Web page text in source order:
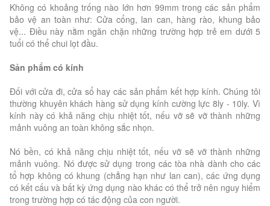
Không có khoảng trống nào lớn hơn 99mm trong các sản phẩm
bảo vệ an toàn như: Cửa cổng, lan can, hàng rào, khung bảo
vệ... Điều này nằm ngăn chặn những trường hợp trẻ em dưới 5
tuổi có thể chui lọt đầu.
Sản phẩm có kính
Đối với cửa đi, cửa sổ hay các sản phẩm kết hợp kính. Chúng tôi
thường khuyên khách hàng sử dụng kính cường lực 8ly - 10ly. Vì
kính này có khả năng chịu nhiệt tốt, nếu vỡ sẽ vỡ thành những
mảnh vuông an toàn không sắc nhọn.
Nó bền, có khả năng chịu nhiệt tốt, nếu vỡ sẽ vỡ thành những
mảnh vuông. Nó được sử dụng trong các tòa nhà dành cho các
tổ hợp không có khung (chẳng hạn như lan can), các ứng dụng
có kết cấu và bất kỳ ứng dụng nào khác có thể trở nên nguy hiểm
trong trường hợp có tác động của con người.